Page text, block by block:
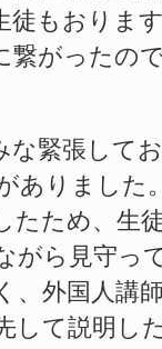
徒もおりま
繋がったの
な緊張して
ありました
たため、生
がら見守っ
、外国人講
して説明し